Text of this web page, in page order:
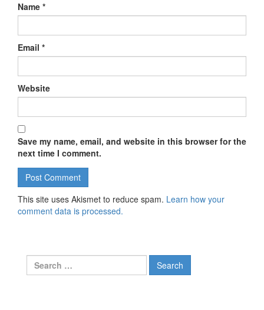
Name *
Email *
Website
Save my name, email, and website in this browser for the
next time I comment.
This site uses Akismet to reduce spam. Learn how your
comment data is processed.
Search for: